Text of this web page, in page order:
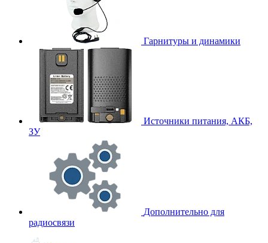
Гарнитуры и динамики
Источники питания, АКБ,
ЗУ
Дополнительно для
радиосвязи